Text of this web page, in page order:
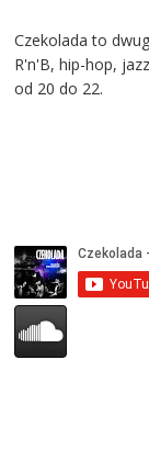
Czekolada to
R'n'B, hip-hop,
od 20 do 22.